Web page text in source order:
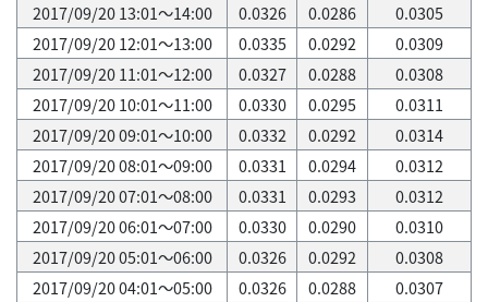
2017/09/20 13:01～14:00
0.0326 0.0286
0.0305
2017/09/20 12:01～13:00
0.0335 0.0292
0.0309
2017/09/20 11:01～12:00
0.0327 0.0288
0.0308
2017/09/20 10:01～11:00
0.0330 0.0295
0.0311
2017/09/20 09:01～10:00
0.0332 0.0292
0.0314
2017/09/20 08:01～09:00
0.0331 0.0294
0.0312
2017/09/20 07:01～08:00
0.0331 0.0293
0.0312
2017/09/20 06:01～07:00
0.0330 0.0290
0.0310
2017/09/20 05:01～06:00
0.0326 0.0292
0.0308
2017/09/20 04:01～05:00
0.0326 0.0288
0.0307